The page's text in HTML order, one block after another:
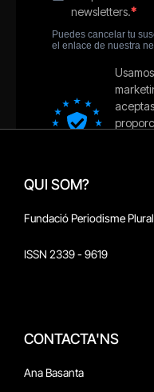
QUI SOM?
Fundació Periodisme Plural
ISSN 2339 - 9619
CONTACTA'NS
Ana Basanta